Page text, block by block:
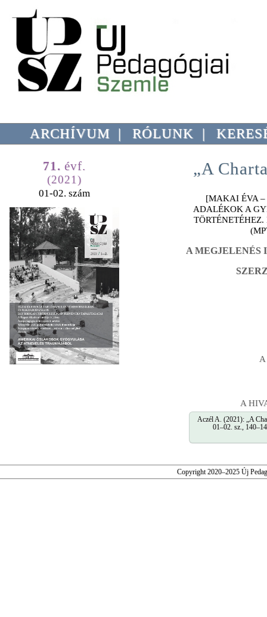
ARCHÍVUM | RÓLUNK |
71. évf.
(2021)
01-02. szám
„A
[MAKAI ÉVA –
ADALÉKOK A
A MEGJELENÉS
A
Aczél A. (2021): „A
01–02. sz.,
Copyright 2020–2025 Új